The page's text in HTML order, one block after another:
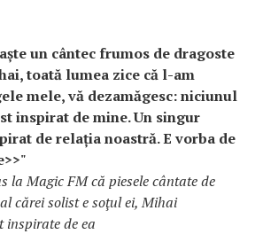
un cântec frumos de dragoste
toată lumea zice că l-am
mele, vă dezamăgesc: niciunul
inspirat de mine. Un singur
de relația noastră. E vorba de
la Magic FM că piesele cântate de
cărei solist e soţul ei, Mihai
inspirate de ea